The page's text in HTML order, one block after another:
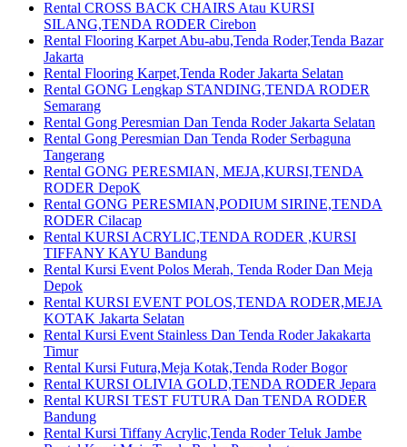
Rental CROSS BACK CHAIRS Atau KURSI
SILANG,TENDA RODER Cirebon
Rental Flooring Karpet Abu-abu,Tenda Roder,Tenda Bazar
Jakarta
Rental Flooring Karpet,Tenda Roder Jakarta Selatan
Rental GONG Lengkap STANDING,TENDA RODER
Semarang
Rental Gong Peresmian Dan Tenda Roder Jakarta Selatan
Rental Gong Peresmian Dan Tenda Roder Serbaguna
Tangerang
Rental GONG PERESMIAN, MEJA,KURSI,TENDA
RODER DepoK
Rental GONG PERESMIAN,PODIUM SIRINE,TENDA
RODER Cilacap
Rental KURSI ACRYLIC,TENDA RODER ,KURSI
TIFFANY KAYU Bandung
Rental Kursi Event Polos Merah, Tenda Roder Dan Meja
Depok
Rental KURSI EVENT POLOS,TENDA RODER,MEJA
KOTAK Jakarta Selatan
Rental Kursi Event Stainless Dan Tenda Roder Jakakarta
Timur
Rental Kursi Futura,Meja Kotak,Tenda Roder Bogor
Rental KURSI OLIVIA GOLD,TENDA RODER Jepara
Rental KURSI TEST FUTURA Dan TENDA RODER
Bandung
Rental Kursi Tiffany Acrylic,Tenda Roder Teluk Jambe